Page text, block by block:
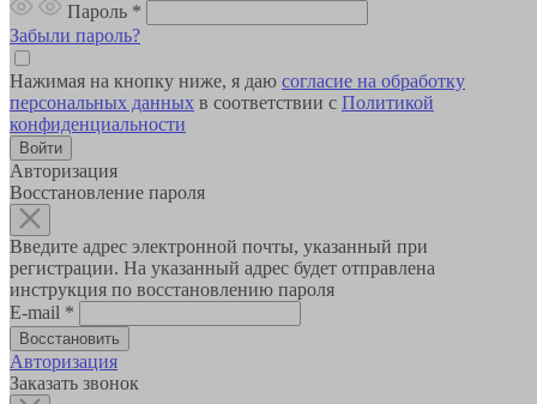
Пароль *
Забыли пароль?
Нажимая на кнопку ниже, я даю согласие на обработку
персональных данных в соответствии с Политикой
конфиденциальности
Авторизация
Восстановление пароля
Введите адрес электронной почты, указанный при
регистрации. На указанный адрес будет отправлена
инструкция по восстановлению пароля
E-mail *
Авторизация
Заказать звонок